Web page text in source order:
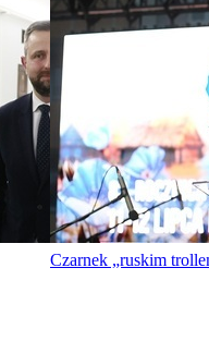
Czarnek „ruskim